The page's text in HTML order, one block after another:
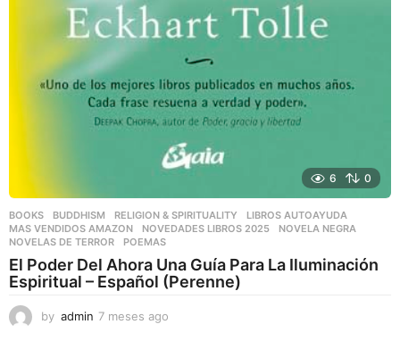
6 0
BOOKS ,BUDDHISM ,RELIGION & SPIRITUALITY LIBROS AUTOAYUDA
MAS VENDIDOS AMAZON
,NOVEDADES LIBROS 2025 ,NOVELA NEGRA
NOVELAS DE TERROR
,POEMAS
El Poder Del Ahora Una Guía Para La Iluminación
Espiritual – Español (Perenne)
by admin 7 meses ago